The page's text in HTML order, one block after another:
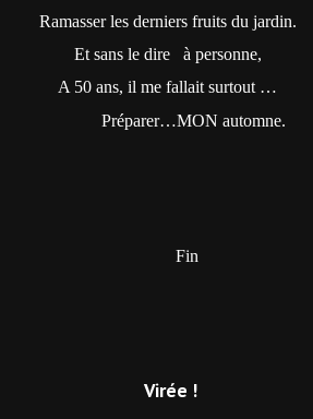
Ramasser les derniers fruits du jardin.
Et sans le dire
à personne,
A 50 ans, il me fallait surtout …
Préparer…MON automne.
Fin
Virée !